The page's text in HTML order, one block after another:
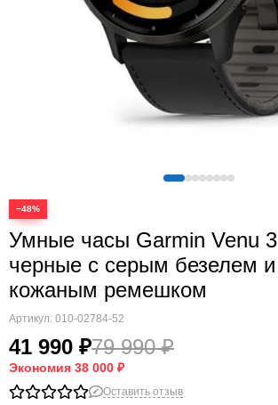
−48%
Умные часы Garmin Venu 3
черные с серым безелем и
кожаным ремешком
Артикул: 010-02784-52
41 990 ₽79 990 ₽
Экономия 38 000 ₽
Оставить отзыв